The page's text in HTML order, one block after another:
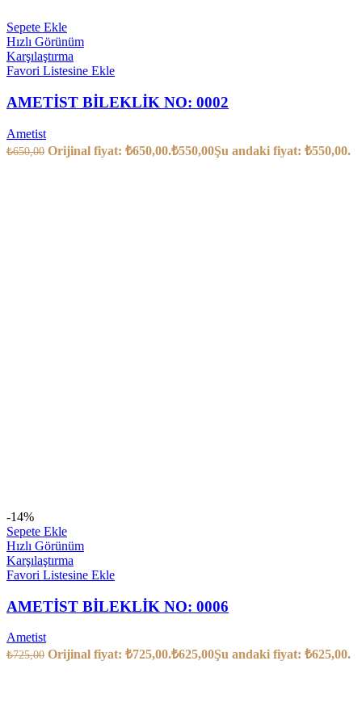
Sepete Ekle
Hızlı Görünüm
Karşılaştırma
Favori Listesine Ekle
AMETİST BİLEKLİK NO: 0002
Ametist
₺650,00 Orijinal fiyat: ₺650,00.₺550,00Şu andaki fiyat: ₺550,00.
-14%
Sepete Ekle
Hızlı Görünüm
Karşılaştırma
Favori Listesine Ekle
AMETİST BİLEKLİK NO: 0006
Ametist
₺725,00 Orijinal fiyat: ₺725,00.₺625,00Şu andaki fiyat: ₺625,00.